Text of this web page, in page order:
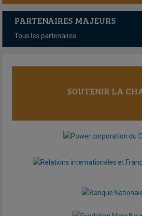
PARTENAIRES MAJEURS
Tous les partenaires
SOUTENIR LA